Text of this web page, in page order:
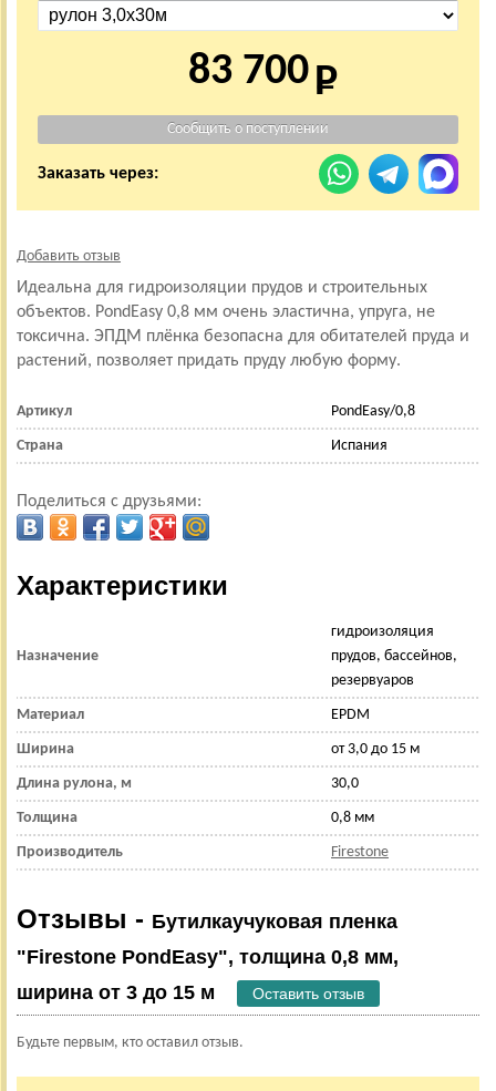
83 700
Заказать через:
Добавить отзыв
Идеальна для гидроизоляции прудов и строительных
объектов. PondEasy 0,8 мм очень эластична, упруга, не
токсична. ЭПДМ плёнка безопасна для обитателей пруда и
растений, позволяет придать пруду любую форму.
Артикул PondEasy/0,8
Страна Испания
Поделиться с друзьями:
Характеристики
Назначение
гидроизоляция
прудов, бассейнов,
резервуаров
Материал EPDM
Ширина от 3,0 до 15 м
Длина рулона, м 30,0
Толщина 0,8 мм
Производитель Firestone
Отзывы - Бутилкаучуковая пленка
"Firestone PondEasy", толщина 0,8 мм,
ширина от 3 до 15 м
Оставить отзыв
Будьте первым, кто оставил отзыв.